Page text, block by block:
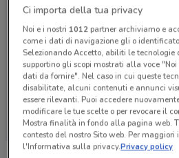
Ci dispiace, al momento non
volantini nella tua zona.
Ci importa della tua privacy
Noi e i nostri 1012partner archiviamo e
come i dati di navigazione gli o
Selezionando Accetto, abiliti le
supportino gli scopi mostrati alla voce
dati da fornire". Nel caso in cui queste
disabilitate, alcuni contenuti e annunci
essere rilevanti. Puoi accedere
modificare le tue scelte o per revocare il
Mostra finalità in fondo alla pagina web.
contesto del nostro Sito web. Per
l'Informativa sulla privacy.Privacy policy